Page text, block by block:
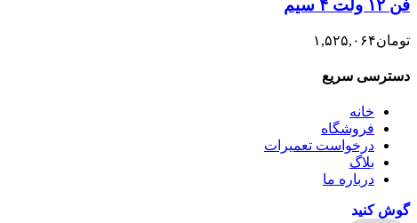
فن ۱۲ ولت ۴ سیم
تومان۱,۵۲۵,۰۶۴
دسترسی سریع
خانه
فروشگاه
درخواست تعمیرات
بلاگ
درباره ما
گوش کنید